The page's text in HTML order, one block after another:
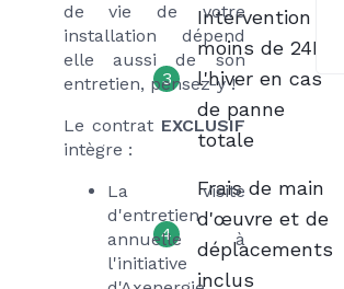
de vie de votre
installation dépend
elle aussi de son
entretien, pensez-y !
Le contrat EXCLUSIF
intègre :
La visite
d'entretien
annuelle à
l'initiative
3
Intervention
moins de 24H
l'hiver en cas
de panne
totale
4
Frais de main
d'œuvre et de
déplacements
inclus